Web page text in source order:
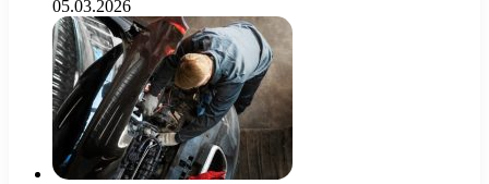
05.03.2026